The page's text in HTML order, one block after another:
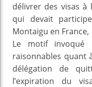
délivrer des visas à
qui devait
Montaigu en
Le motif invoqué
raisonnables quant
délégation de
l’expiration du